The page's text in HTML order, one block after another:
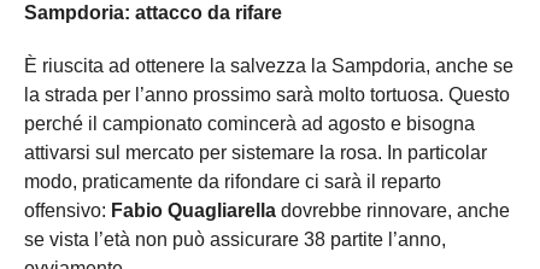
Sampdoria: attacco da rifare
È riuscita ad ottenere la salvezza la Sampdoria, anche se
la strada per l’anno prossimo sarà molto tortuosa. Questo
perché il campionato comincerà ad agosto e bisogna
attivarsi sul mercato per sistemare la rosa. In particolar
modo, praticamente da rifondare ci sarà il reparto
offensivo: Fabio Quagliarella dovrebbe rinnovare, anche
se vista l’età non può assicurare 38 partite l’anno,